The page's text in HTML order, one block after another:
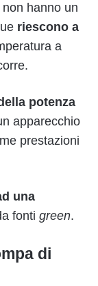
non hanno un
riescono a
a
potenza
apparecchio
prestazioni
una
fonti green.
di